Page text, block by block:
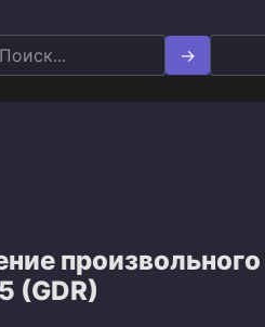
произвольного
(GDR)